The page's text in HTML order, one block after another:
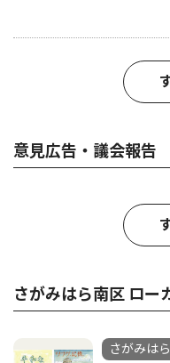
意見広告・議会報告
さがみはら南区 ロー
さがみは